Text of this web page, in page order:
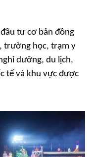
tư cơ bản đồng
trường học, trạm y
dưỡng, du lịch,
tế và khu vực được